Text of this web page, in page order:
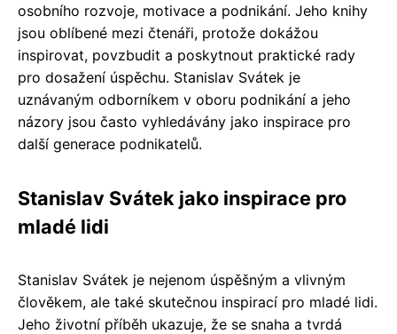
osobního rozvoje, motivace a podnikání. Jeho knihy
jsou oblíbené mezi čtenáři, protože dokážou
inspirovat, povzbudit a poskytnout praktické rady
pro dosažení úspěchu. Stanislav Svátek je
uznávaným odborníkem v oboru podnikání a jeho
názory jsou často vyhledávány jako inspirace pro
další generace podnikatelů.
Stanislav Svátek jako inspirace pro
mladé lidi
Stanislav Svátek je nejenom úspěšným a vlivným
člověkem, ale také skutečnou inspirací pro mladé lidi.
Jeho životní příběh ukazuje, že se snaha a tvrdá